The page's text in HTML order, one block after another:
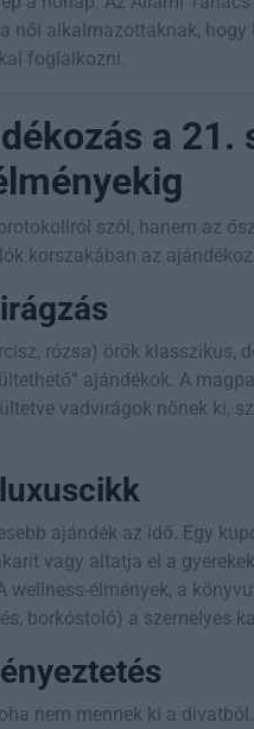
női alkalmazottaknak, hogy
foglalkozni.
a 21.
szól, hanem az
korszakában az
rózsa) örök klasszikus,
ajándékok. A
vadvirágok nőnek ki,
ajándék az idő. Egy
vagy altatja el a
wellness-élmények, a
borkóstoló) a személyes
nem mennek ki a